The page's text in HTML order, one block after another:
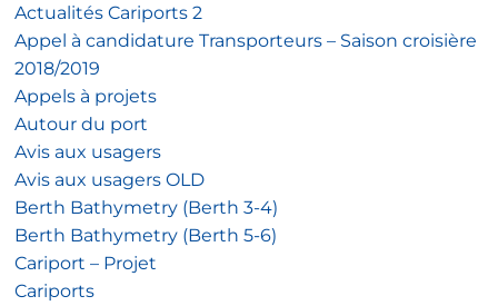
Actualités Cariports 2
Appel à candidature Transporteurs – Saison croisière
2018/2019
Appels à projets
Autour du port
Avis aux usagers
Avis aux usagers OLD
Berth Bathymetry (Berth 3-4)
Berth Bathymetry (Berth 5-6)
Cariport – Projet
Cariports